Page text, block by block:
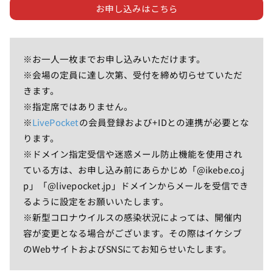
お申し込みはこちら
※お一人一枚までお申し込みいただけます。
※会場の定員に達し次第、受付を締め切らせていただ
きます。
※指定席ではありません。
※LivePocketの会員登録および+IDとの連携が必要とな
ります。
※ドメイン指定受信や迷惑メール防止機能を使用され
ている方は、お申し込み前にあらかじめ「@ikebe.co.j
p」「@livepocket.jp」ドメインからメールを受信でき
るように設定をお願いいたします。
※新型コロナウイルスの感染状況によっては、開催内
容が変更となる場合がございます。その際はイケシブ
のWebサイトおよびSNSにてお知らせいたします。